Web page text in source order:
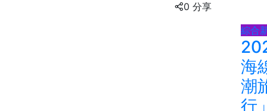
0 分享
綜合
海
潮
行